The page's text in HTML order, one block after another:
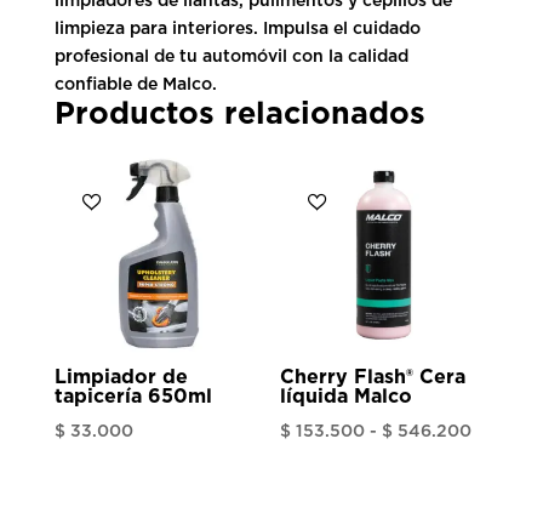
limpieza para interiores. Impulsa el cuidado
profesional de tu automóvil con la calidad
confiable de Malco.
Productos relacionados
Limpiador de
tapicería 650ml
$ 33.000
Cherry Flash® Cera
líquida Malco
$ 153.500 - $ 546.200Rango